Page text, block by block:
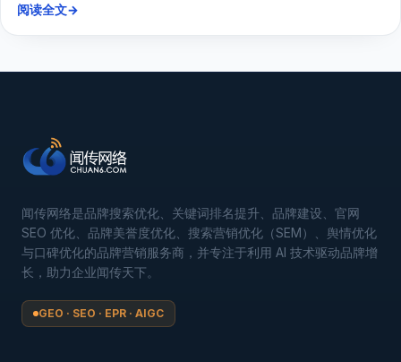
阅读全文→
闻传网络是品牌搜索优化、关键词排名提升、品牌建设、官网
SEO 优化、品牌美誉度优化、搜索营销优化（SEM）、舆情优化
与口碑优化的品牌营销服务商，并专注于利用 AI 技术驱动品牌增
长，助力企业闻传天下。
GEO · SEO · EPR · AIGC